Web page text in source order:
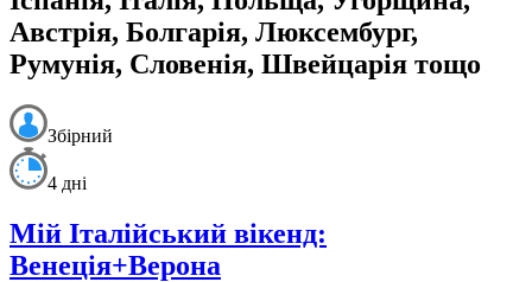
Австрія, Болгарія, Люксембург,
Румунія, Словенія, Швейцарія тощо
Збірний
4 дні
Мій Італійський вікенд:
Венеція+Верона